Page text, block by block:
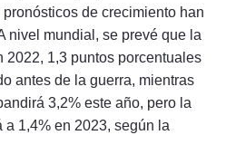
de crecimiento han
nivel mundial, se prevé que la
2022, 1,3 puntos porcentuales
antes de la guerra, mientras
3,2% este año, pero la
1,4% en 2023, según la